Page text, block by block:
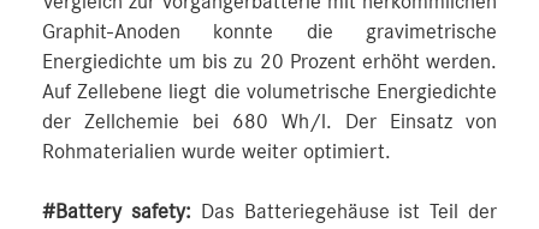
Graphit-Anoden konnte die gravimetrische
Energiedichte um bis zu 20 Prozent erhöht werden.
Auf Zellebene liegt die volumetrische Energiedichte
der Zellchemie bei 680 Wh/l. Der Einsatz von
Rohmaterialien wurde weiter optimiert.
#Battery safety:
Das Batteriegehäuse ist Teil der